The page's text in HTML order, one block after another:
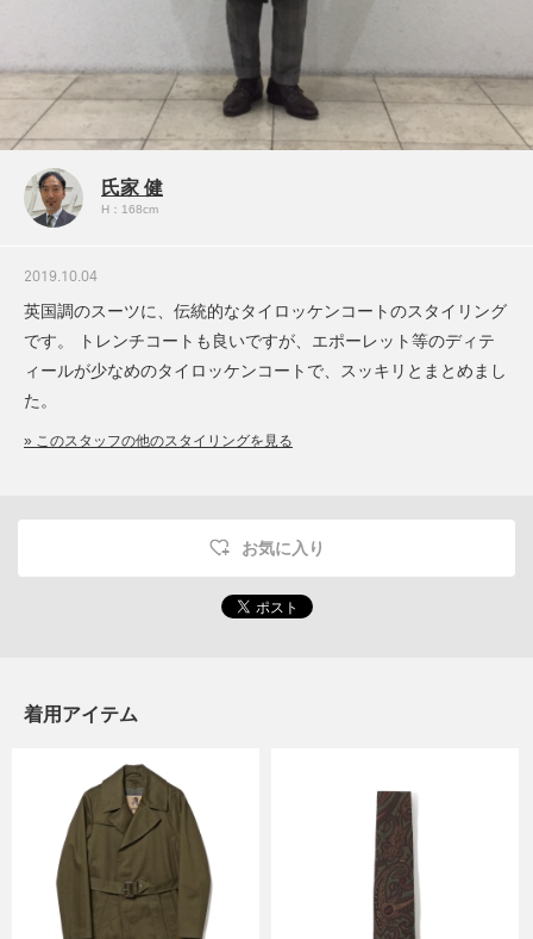
氏家 健
H：168cm
2019.10.04
英国調のスーツに、伝統的なタイロッケンコートのスタイリング
です。 トレンチコートも良いですが、エポーレット等のディテ
ィールが少なめのタイロッケンコートで、スッキリとまとめまし
た。
» このスタッフの他のスタイリングを見る
お気に入り
着用アイテム